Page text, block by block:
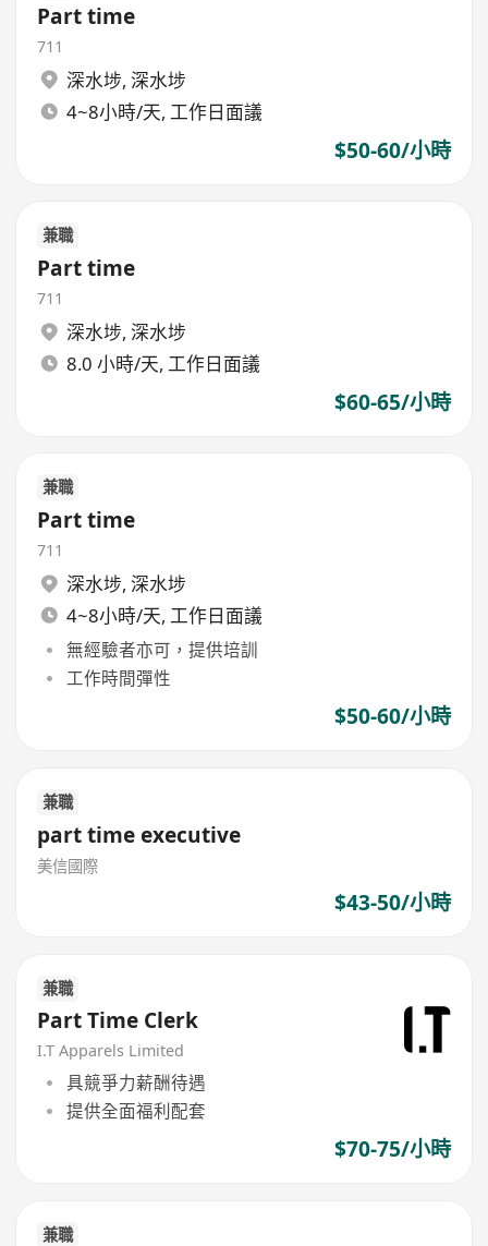
Part time
711
深水埗, 深水埗
4~8小時/天, 工作日面議
$50-60/小時
兼職
Part time
711
深水埗, 深水埗
8.0 小時/天, 工作日面議
$60-65/小時
兼職
Part time
711
深水埗, 深水埗
4~8小時/天, 工作日面議
無經驗者亦可，提供培訓
工作時間彈性
$50-60/小時
兼職
part time executive
美信國際
$43-50/小時
兼職
Part Time Clerk
I.T Apparels Limited
具競爭力薪酬待遇
提供全面福利配套
$70-75/小時
兼職